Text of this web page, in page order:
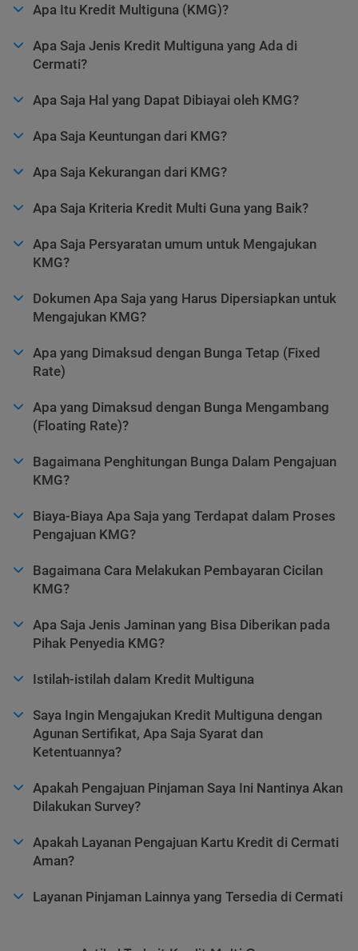
Apa Itu Kredit Multiguna (KMG)?
Apa Saja Jenis Kredit Multiguna yang Ada di
Cermati?
Apa Saja Hal yang Dapat Dibiayai oleh KMG?
Apa Saja Keuntungan dari KMG?
Apa Saja Kekurangan dari KMG?
Apa Saja Kriteria Kredit Multi Guna yang Baik?
Apa Saja Persyaratan umum untuk Mengajukan
KMG?
Dokumen Apa Saja yang Harus Dipersiapkan untuk
Mengajukan KMG?
Apa yang Dimaksud dengan Bunga Tetap (Fixed
Rate)
Apa yang Dimaksud dengan Bunga Mengambang
(Floating Rate)?
Bagaimana Penghitungan Bunga Dalam Pengajuan
KMG?
Biaya-Biaya Apa Saja yang Terdapat dalam Proses
Pengajuan KMG?
Bagaimana Cara Melakukan Pembayaran Cicilan
KMG?
Apa Saja Jenis Jaminan yang Bisa Diberikan pada
Pihak Penyedia KMG?
Istilah-istilah dalam Kredit Multiguna
Saya Ingin Mengajukan Kredit Multiguna dengan
Agunan Sertifikat, Apa Saja Syarat dan
Ketentuannya?
Apakah Pengajuan Pinjaman Saya Ini Nantinya Akan
Dilakukan Survey?
Apakah Layanan Pengajuan Kartu Kredit di Cermati
Aman?
Layanan Pinjaman Lainnya yang Tersedia di Cermati